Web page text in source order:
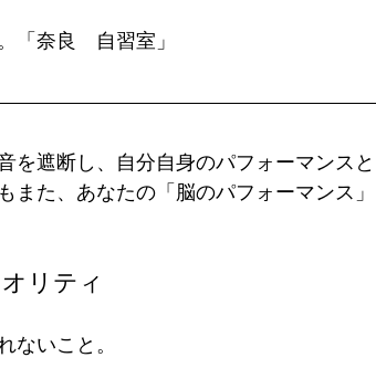
「奈良　自習室」
を遮断し、自分自身のパフォーマンスと
た、あなたの「脳のパフォーマンス」
リティ
ないこと。